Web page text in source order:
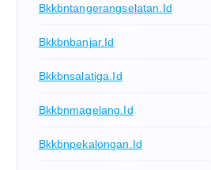
Bkkbntangerangselatan.id
Bkkbnbanjar.id
Bkkbnsalatiga.id
Bkkbnmagelang.id
Bkkbnpekalongan.id